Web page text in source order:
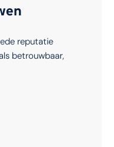
reputatie
betrouwbaar,